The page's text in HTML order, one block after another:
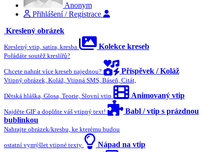
Anonym
Přihlášení / Registrace
Kreslený obrázek
Kreslený vtip, satira, kresba Kolekce kreseb
Pořádáte soutěž kreslířů?
Chcete nahrát více kreseb najednou? Příspěvek / Koláž
Vtipný obrázek, Koláž, Vtipná SMS, Báseň, Citát,
Dětská hláška, Glosa, Teorie, Slovní vtip Animovaný vtip
Najděte GIF a doplňte váš vtipný text!
Babl / vtip s prázdnou
bublinkou
Nahrajte obrázek/kresbu, ke kterému budou
ostatní vymýšlet vtipné texty Nápad na vtip